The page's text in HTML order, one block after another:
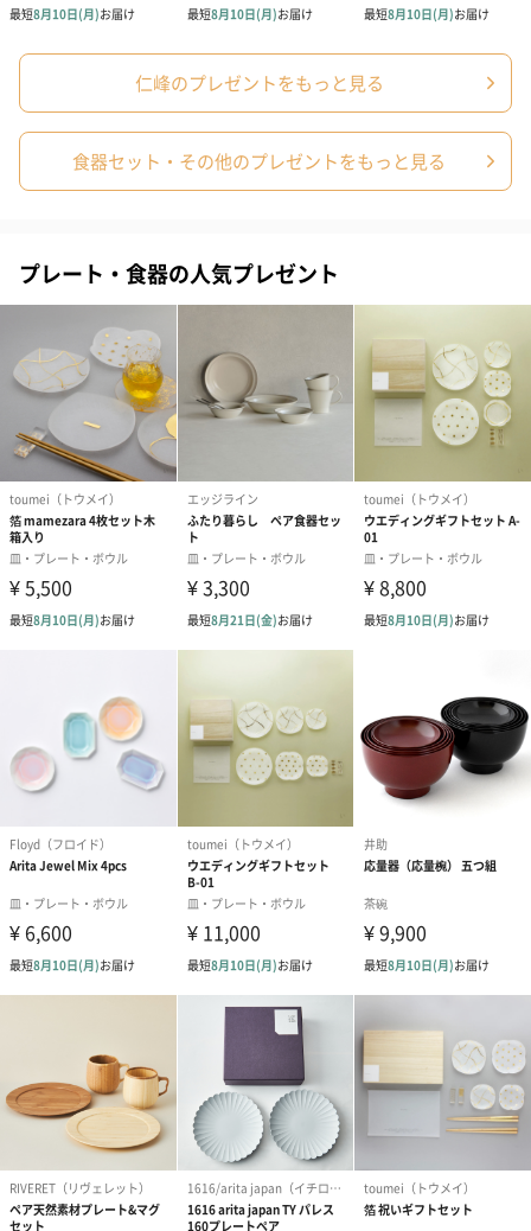
仁峰のプレゼントをもっと見る
食器セット・その他のプレゼントをもっと見る
プレート・食器の人気プレゼント